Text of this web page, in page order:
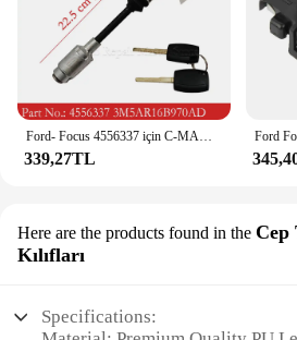
Ford- Focus 4556337 için C-MAX 3M5AR16B970AD 2003-2007 MK2 2004-2012 2 tuşları ile araba kaput mandalı kilidi silindir tamir kiti
339,27TL
Here are the products found in the Cep
Kılıfları
Specifications: